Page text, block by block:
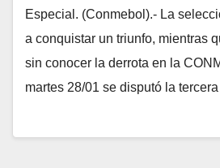
Especial. (Conmebol).- La
a conquistar un triunfo, mientras
sin conocer la derrota en la
martes 28/01 se disputó la